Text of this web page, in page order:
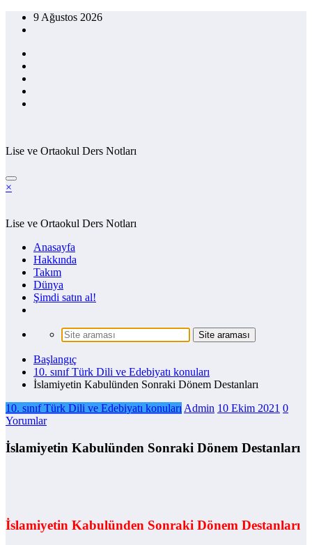
İçeriğe9 Ağustos 2026
Lise ve Ortaokul Ders Notları
×
Lise ve Ortaokul Ders Notları
Anasayfa
Hakkında
Takım
Dünya
Şimdi satın al!
Başlangıç
10. sınıf Türk Dili ve Edebiyatı konuları
İslamiyetin Kabulünden Sonraki Dönem Destanları
10. sınıf Türk Dili ve Edebiyatı konuları Admin 10 Ekim 2021 0
Yorumlar
İslamiyetin Kabulünden Sonraki Dönem Destanları
İslamiyetin Kabulünden Sonraki Dönem Destanları